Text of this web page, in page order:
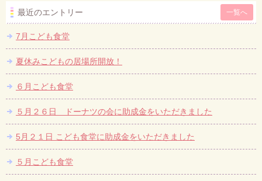
最近のエントリー 一覧へ
7月こども食堂
夏休みこどもの居場所開放！
６月こども食堂
５月２６日 ドーナツの会に助成金をいただきました
5月２１日 こども食堂に助成金をいただきました
５月こども食堂